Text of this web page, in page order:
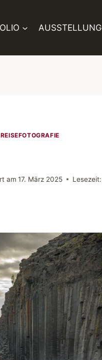
REISEFOTOGRAFIE
am 17. März 2025 Lesezeit: